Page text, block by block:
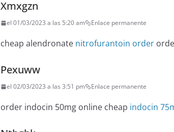
Xmxgzn
el 01/03/2023 a las 5:20 am Enlace permanente
cheap alendronate nitrofurantoin order
Pexuww
el 02/03/2023 a las 3:51 pm Enlace permanente
order indocin 50mg online cheap indocin